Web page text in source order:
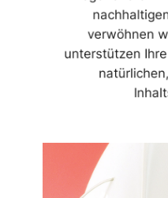
verwöhnen
unterstützen